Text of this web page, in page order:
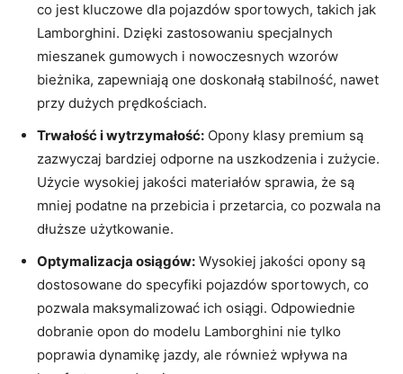
co jest kluczowe dla pojazdów sportowych, takich jak
Lamborghini. Dzięki zastosowaniu specjalnych
mieszanek gumowych i nowoczesnych wzorów
bieżnika, zapewniają one doskonałą stabilność, nawet
przy dużych prędkościach.
Trwałość i wytrzymałość: Opony klasy premium są
zazwyczaj bardziej odporne na uszkodzenia i zużycie.
Użycie wysokiej jakości materiałów sprawia, że są
mniej podatne na przebicia i przetarcia, co pozwala na
dłuższe użytkowanie.
Optymalizacja osiągów: Wysokiej jakości opony są
dostosowane do specyfiki pojazdów sportowych, co
pozwala maksymalizować ich osiągi. Odpowiednie
dobranie opon do modelu Lamborghini nie tylko
poprawia dynamikę jazdy, ale również wpływa na